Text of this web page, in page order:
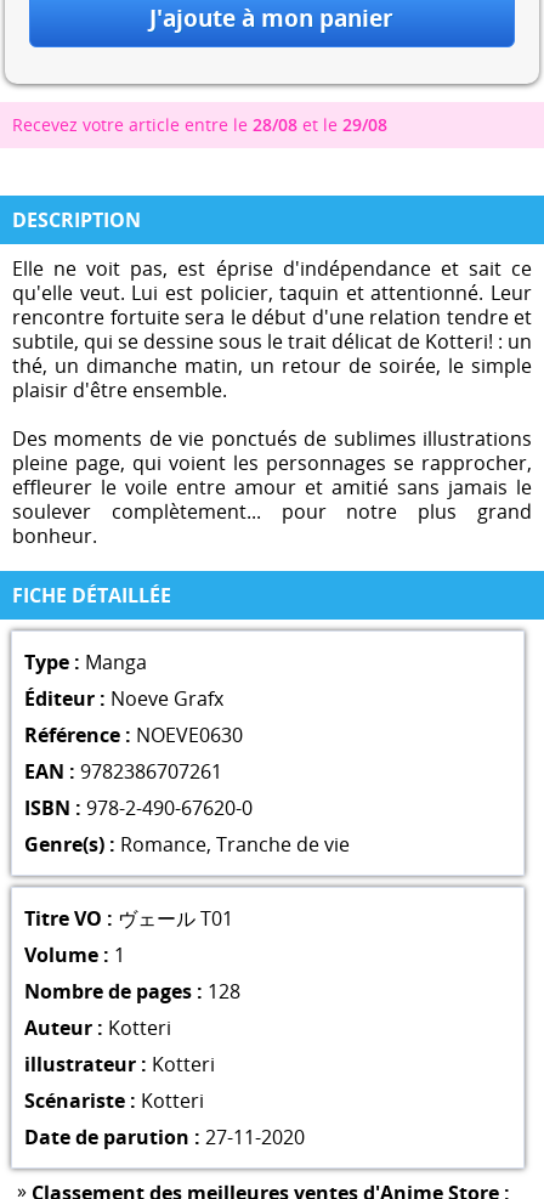
Recevez votre article entre le 28/08 et le 29/08
DESCRIPTION
Elle ne voit pas, est éprise d'indépendance et sait ce
qu'elle veut. Lui est policier, taquin et attentionné. Leur
rencontre fortuite sera le début d'une relation tendre et
subtile, qui se dessine sous le trait délicat de Kotteri! : un
thé, un dimanche matin, un retour de soirée, le simple
plaisir d'être ensemble.
Des moments de vie ponctués de sublimes illustrations
pleine page, qui voient les personnages se rapprocher,
effleurer le voile entre amour et amitié sans jamais le
soulever complètement... pour notre plus grand
bonheur.
FICHE DÉTAILLÉE
Type : Manga
Éditeur : Noeve Grafx
Référence : NOEVE0630
EAN : 9782386707261
ISBN : 978-2-490-67620-0
Genre(s) : Romance, Tranche de vie
Titre VO : ヴェール T01
Volume : 1
Nombre de pages : 128
Auteur : Kotteri
illustrateur : Kotteri
Scénariste : Kotteri
Date de parution : 27-11-2020
» Classement des meilleures ventes d'Anime Store :